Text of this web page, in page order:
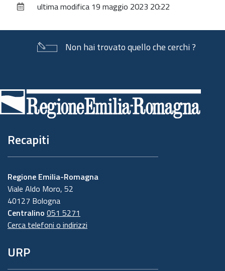
documentoultima modifica 19 maggio 2023 20:22
Non hai trovato quello che cerchi ?
di
pagina
Recapiti
Regione Emilia-Romagna
Viale Aldo Moro, 52
40127 Bologna
Centralino 051 5271
Cerca telefoni o indirizzi
URP